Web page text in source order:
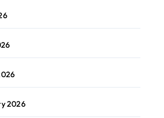
2026